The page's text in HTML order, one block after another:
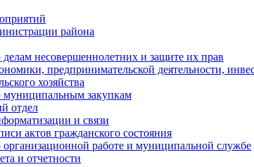
района
несовершеннолетних и защите их прав
предпринимательской деятельности,
хозяйства
муниципальным закупкам
отдел
и связи
актов гражданского состояния
работе и муниципальной службе
и отчетности